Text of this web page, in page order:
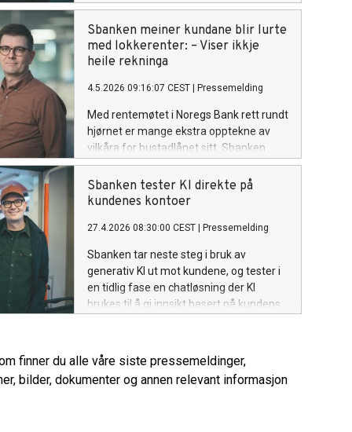
Etter denne renteendringen er renten lik
på boliglån med 60 prosent
belåningsgrad og rammelån, med 5,20
prosent effektiv rente.
Sbanken meiner kundane blir lurte
med lokkerenter: – Viser ikkje
heile rekninga
4.5.2026 09:16:07 CEST Pressemelding
Med rentemøtet i Noregs Bank rett rundt
hjørnet er mange ekstra opptekne av
vilkåra for bustadlånet sitt. Sbanken
åtvarar mot marknadsføring som gjer
det vanskelegare for kundane å forstå
dei faktiske kostnadene for eit lån.
Sbanken tester KI direkte på
kundenes kontoer
27.4.2026 08:30:00 CEST Pressemelding
Sbanken tar neste steg i bruk av
generativ KI ut mot kundene, og tester i
en tidlig fase en chatløsning der KI
brukes til å gi innsikt basert på kundens
finner du alle våre siste pressemeldinger,
bilder, dokumenter og annen relevant informasjon